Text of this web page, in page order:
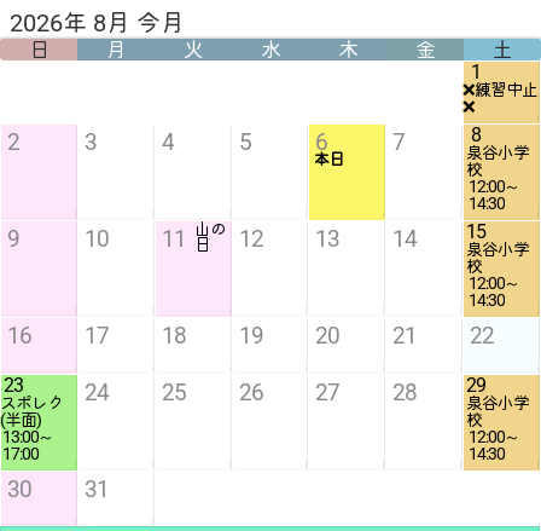
1
❌️練習中止
❌️
2 3 4 5 6
本日
7 8
泉谷小学
12:00
14:30
9 10 11
山の
日
12 13 14 15
泉谷小学
12:00
14:30
16 17 18 19 20 21 22
23
スポレク
13:00
17:00
24 25 26 27 28 29
泉谷小学
12:00
14:30
30 31
2026年 8月 今月
日 月 火 水 木 金 土